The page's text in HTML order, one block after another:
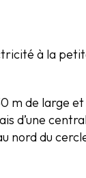
à la
m de large
d’une
nord du